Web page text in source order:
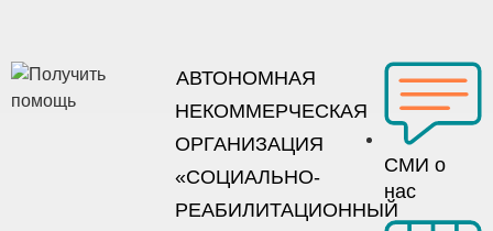
АВТОНОМНАЯ
НЕКОММЕРЧЕСКАЯ
ОРГАНИЗАЦИЯ
«СОЦИАЛЬНО-
РЕАБИЛИТАЦИОННЫЙ
СМИ о
нас